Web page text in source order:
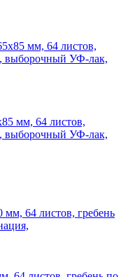
мм, 64 листов,
выборочный УФ-лак,